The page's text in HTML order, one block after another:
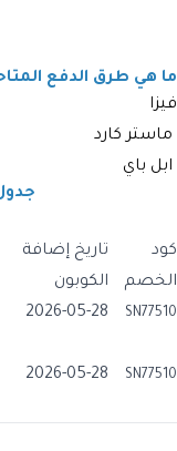
ما هي طرق الدفع
فيزا
ماستر كارد
ابل باي
كود
الخصم
تاريخ إضافة
الكوبون
SN77510
2026-05-28
SN77510
2026-05-28